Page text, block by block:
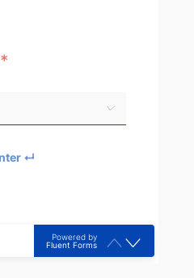
*
↵
Powered by
Fluent Forms